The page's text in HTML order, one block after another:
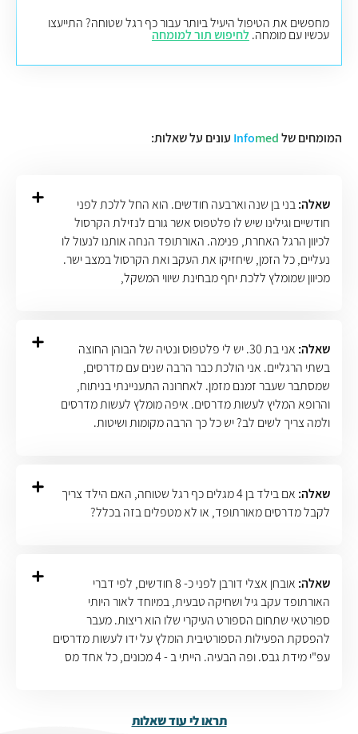
מחפשים את הטיפול היעיל ביותר עבור כף רגל שטוחה? התייעצו
עכשיו עם מומחה.לחיפוש תור למומחה
המומחים של Infomed עונים על שאלות:
שאלה:בני בן שנה וארבעה חודשים. הוא החל ללכת לפני
חודשיים וגילינו שיש לו פלטפוס אשר גורם לנזילת הקרסול
לכיוון הרגל האחרת, פנימה. האורתופד הנחה אותנו לנעול לו
נעליים, כל הזמן, שיחזיקו את העקב ואת הקרסול במצב ישר.
מכיוון שמומלץ ללכת יחף מבחינת שיווי המשקל,
שאלה:
אני בת 30. יש לי פלטפוס ונטיה של הבוהן החוצה
בשתי הרגליים. אני הולכת כבר הרבה שנים עם מדרסים,
שמסתבר שעבר זמנם מזמן. לאחרונה התעניינתי בניתוח,
והרופא המליץ לעשות מדרסים. איפה מומלץ לעשות מדרסים
ולמה צריך לשים לב? יש כל כך הרבה מקומות ושיטות.
שאלה:
אם בילד בן 4 מגלים כף רגל שטוחה, האם הילד צריך
לקבל מדרסים מאורתופד, או לא מטפלים בזה בכלל?
שאלה:
אובחן אצלי דורבן לפני כ- 8 חודשים, לפי דברי
האורתופד עקב גיל ושחיקה טבעית, במיוחד לאור היותי
ספורטאי שתחום הספורט העיקרי שלו הוא ריצות. מעבר
להפסקת הפעילות הספורטיבית הומלץ על ידו לעשות מדרסים
עפ"י מידת גבס. ופה הבעיה. הייתי ב - 4 מכונים, כל אחד מס
תראו לי עוד שאלות